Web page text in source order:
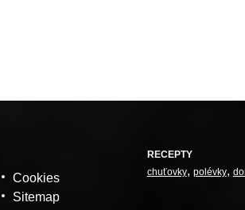
Cookies
Sitemap
RECEPTY
chuťovky polévky